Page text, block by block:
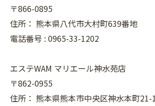
〒866-0895
住所： 熊本県八代市大村町639番地
電話番号 : 0965-33-1202
エステWAM マリエール神水苑店
〒862-0955
住所： 熊本県熊本市中央区神水本町21-